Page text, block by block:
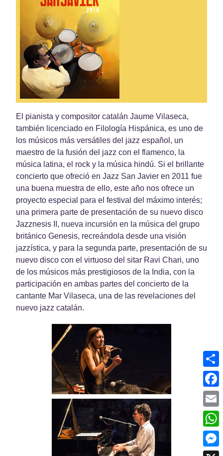
El pianista y compositor catalán Jaume Vilaseca,
también licenciado en Filología Hispánica, es uno de
los músicos más versátiles del jazz español, un
maestro de la fusión del jazz con el flamenco, la
música latina, el rock y la música hindú. Si el brillante
concierto que ofreció en Jazz San Javier en 2011 fue
una buena muestra de ello, este año nos ofrece un
proyecto especial para el festival del máximo interés;
una primera parte de presentación de su nuevo disco
Jazznesis II, nueva incursión en la música del grupo
británico Genesis, recreándola desde una visión
jazzística, y para la segunda parte, presentación de su
nuevo disco con el virtuoso del sitar Ravi Chari, uno
de los músicos más prestigiosos de la India, con la
participación en ambas partes del concierto de la
cantante Mar Vilaseca, una de las revelaciones del
nuevo jazz catalán.
Email